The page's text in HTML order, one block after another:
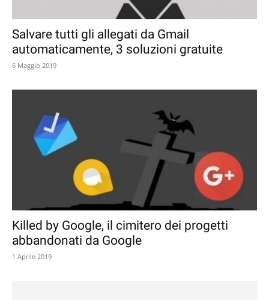
Salvare tutti gli allegati da Gmail
automaticamente, 3 soluzioni gratuite
6 Maggio 2019
Killed by Google, il cimitero dei progetti
abbandonati da Google
1 Aprile 2019